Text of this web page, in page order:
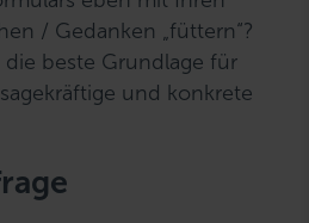
/ Gedanken „füttern“?
die beste Grundlage für
und konkrete